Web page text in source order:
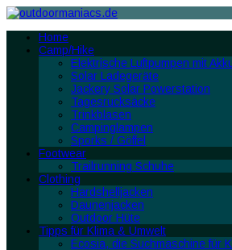
Home
Camp/Hike
Elektrische Luftpumpen mit
Solar Ladegeräte
Jackery Solar Powerstation
Tagesrucksäcke
Trinkblasen
Campinglampen
Sporks / Göffel
Footwear
Trailrunning Schuhe
Clothing
Hardshelljacken
Daunenjacken
Outdoor Hüte
Tipps für Klima & Umwelt
Ecosia, die Suchmaschine für